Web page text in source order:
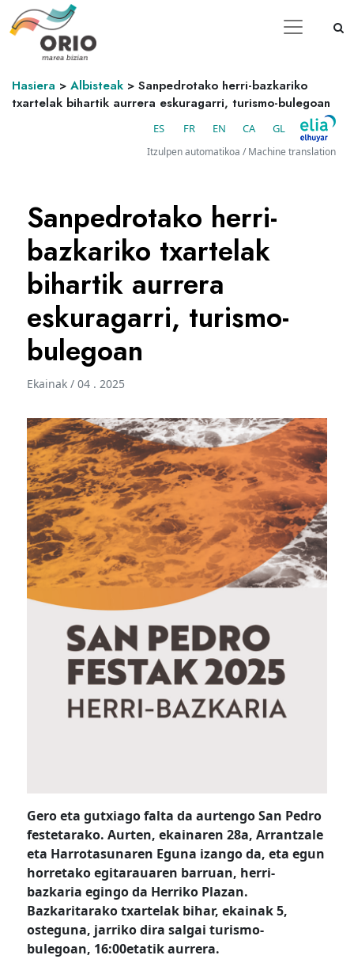
Hasiera > Albisteak > Sanpedrotako herri-bazkariko
txartelak bihartik aurrera eskuragarri, turismo-bulegoan
ES FR EN CA GL
Itzulpen automatikoa / Machine translation
Sanpedrotako herri-
bazkariko txartelak
bihartik aurrera
eskuragarri, turismo-
bulegoan
Ekainak / 04 . 2025
Gero eta gutxiago falta da aurtengo San Pedro
festetarako. Aurten, ekainaren 28a, Arrantzale
eta Harrotasunaren Eguna izango da, eta egun
horretako egitarauaren barruan, herri-
bazkaria egingo da Herriko Plazan.
Bazkaritarako txartelak bihar, ekainak 5,
osteguna, jarriko dira salgai turismo-
bulegoan, 16:00etatik aurrera.